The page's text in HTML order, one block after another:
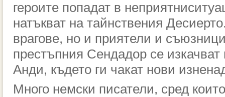
героите попадат в неприятни
натъкват на тайнствения Десиерто
врагове, но и приятели и
престъпния Сендадор се
Анди, където ги чакат нови
Много немски писатели, сред